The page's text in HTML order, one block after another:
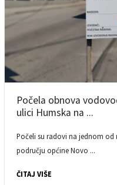
Počela obnova
ulici Humska na ...
Počeli su radovi na jednom
području općine Novo ...
ČITAJ VIŠE